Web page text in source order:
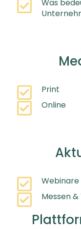
Was
Print
Online
Webinare
Messen